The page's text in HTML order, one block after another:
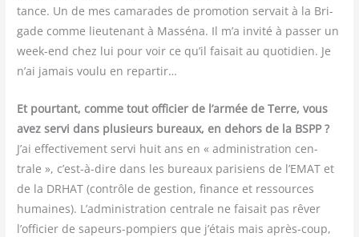
tance. Un de mes cama­rades de pro­mo­tion ser­vait à la Bri­
gade comme lieu­te­nant à Mas­sé­na. Il m’a invi­té à pas­ser un
week-end chez lui pour voir ce qu’il fai­sait au quo­ti­dien. Je
n’ai jamais vou­lu en repartir…
Et pour­tant, comme tout offi­cier de l’armée de Terre, vous
avez ser­vi dans plu­sieurs bureaux, en dehors de la BSPP ?
J’ai effec­ti­ve­ment ser­vi huit ans en « admi­nis­tra­tion cen­
trale », c’est-à-dire dans les bureaux pari­siens de l’EMAT et
de la DRHAT (contrôle de ges­tion, finance et res­sources
humaines). L’administration cen­trale ne fai­sait pas rêver
l’officier de sapeurs-pom­piers que j’étais mais après-coup,